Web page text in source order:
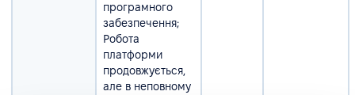
програмного
забезпечення;
Робота
платформи
продовжується,
але в неповному